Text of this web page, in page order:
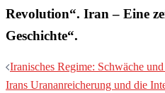
Revolution“. Iran – Eine
Geschichte“.
Beitragsnavigation
Iranisches Regime: Schwäche
Irans Urananreicherung und die